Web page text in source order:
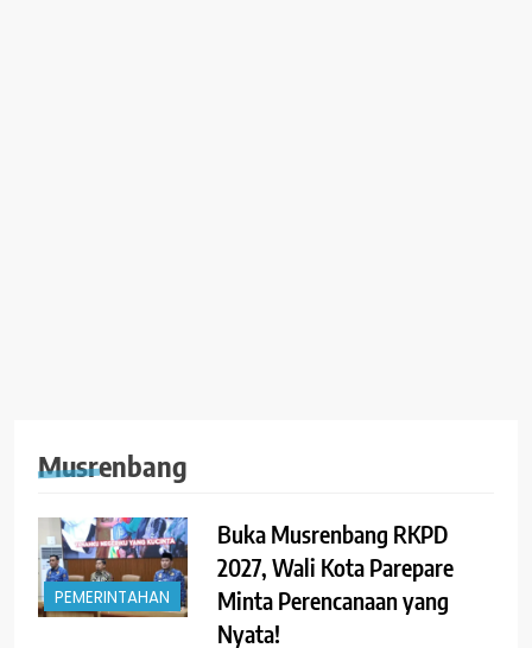
Musrenbang
PEMERINTAHAN
Buka Musrenbang RKPD
2027, Wali Kota Parepare
Minta Perencanaan yang
Nyata!